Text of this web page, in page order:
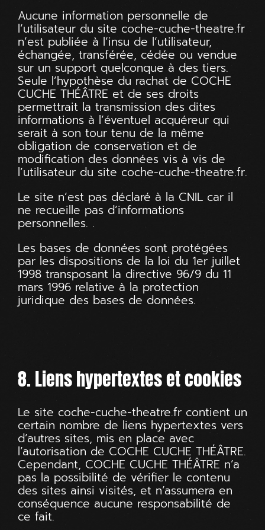
Aucune information personnelle de
l’utilisateur du site coche-cuche-theatre.fr
n’est publiée à l’insu de l’utilisateur,
échangée, transférée, cédée ou vendue
sur un support quelconque à des tiers.
Seule l’hypothèse du rachat de COCHE
CUCHE THÉÂTRE et de ses droits
permettrait la transmission des dites
informations à l’éventuel acquéreur qui
serait à son tour tenu de la même
obligation de conservation et de
modification des données vis à vis de
l’utilisateur du site coche-cuche-theatre.fr.
Le site n’est pas déclaré à la CNIL car il
ne recueille pas d’informations
personnelles. .
Les bases de données sont protégées
par les dispositions de la loi du 1er juillet
1998 transposant la directive 96/9 du 11
mars 1996 relative à la protection
juridique des bases de données.
8. Liens hypertextes et cookies
Le site coche-cuche-theatre.fr contient un
certain nombre de liens hypertextes vers
d’autres sites, mis en place avec
l’autorisation de COCHE CUCHE THÉÂTRE.
Cependant, COCHE CUCHE THÉÂTRE n’a
pas la possibilité de vérifier le contenu
des sites ainsi visités, et n’assumera en
conséquence aucune responsabilité de
ce fait.